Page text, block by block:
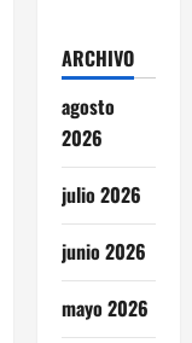
ARCHIVO
agosto
2026
julio 2026
junio 2026
mayo 2026